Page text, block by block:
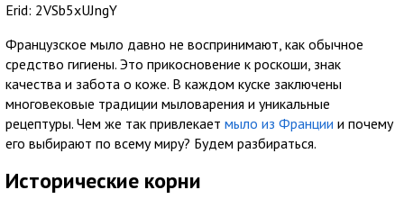
Erid: 2VSb5xUJngY
Французское мыло давно не воспринимают, как обычное
средство гигиены. Это прикосновение к роскоши, знак
качества и забота о коже. В каждом куске заключены
многовековые традиции мыловарения и уникальные
рецептуры. Чем же так привлекает мыло из Франции и почему
его выбирают по всему миру? Будем разбираться.
Исторические корни